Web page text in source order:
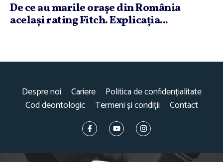
De ce au marile oraşe din România
acelaşi rating Fitch. Explicaţia...
Despre noi Cariere
Politica de confidențialitate
Cod deontologic
Termeni și condiții Contact